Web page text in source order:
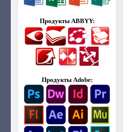
Продукты ABBYY:
Продукты Adobe: